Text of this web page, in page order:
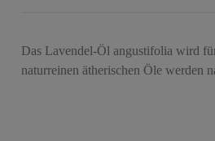
Das Lavendel-Öl angustifolia wird
naturreinen ätherischen Öle